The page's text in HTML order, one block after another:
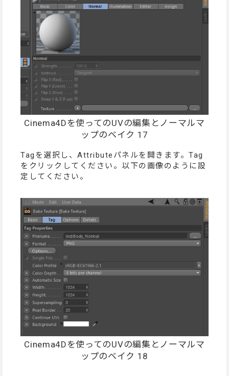
Cinema4Dを使ってのUVの編集とノーマルマ
ップのベイク 17
Tagを選択し、Attributeパネルを開きます。Tag
をクリックしてください。以下の画像のように設
定してください。
Cinema4Dを使ってのUVの編集とノーマルマ
ップのベイク 18